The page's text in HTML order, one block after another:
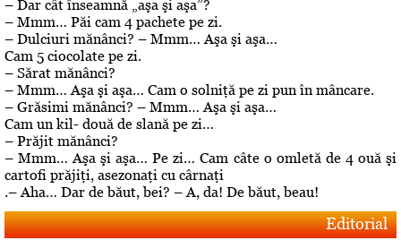
– Dar cât înseamnă „aşa şi aşa”?
– Mmm… Păi cam 4 pachete pe zi.
– Dulciuri mănânci? – Mmm… Aşa şi aşa…
Cam 5 ciocolate pe zi.
– Sărat mănânci?
– Mmm… Aşa şi aşa… Cam o solniţă pe zi pun în mâncare.
– Grăsimi mănânci? – Mmm… Aşa şi aşa…
Cam un kil- două de slană pe zi…
– Prăjit mănânci?
– Mmm… Aşa şi aşa… Pe zi… Cam câte o omletă de 4 ouă şi
cartofi prăjiţi, asezonaţi cu cârnaţi
.– Aha… Dar de băut, bei? – A, da! De băut, beau!
Editorial